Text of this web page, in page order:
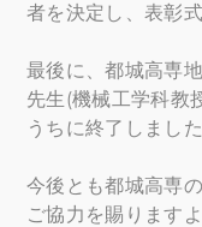
者を決定し、表彰
最後に、都城高専
先生(機械工学科教
うちに終了しました
今後とも都城高専
ご協力を賜ります